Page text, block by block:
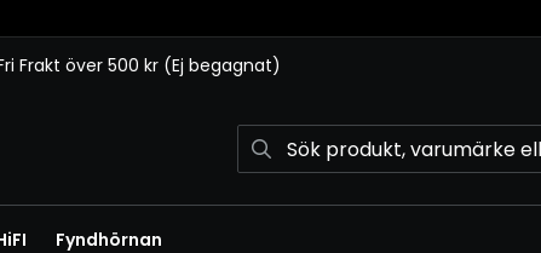
Frakt över 500 kr (Ej begagnat)
Fyndhörnan